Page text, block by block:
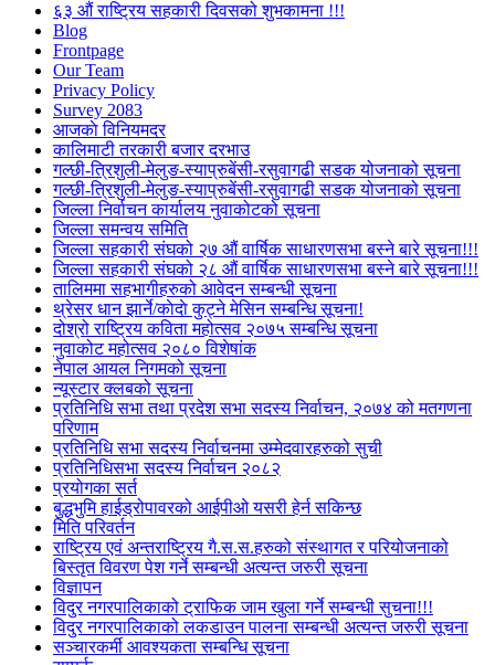
६३ औं राष्ट्रिय सहकारी दिवसको शुभकामना !!!
Blog
Frontpage
Our Team
Privacy Policy
Survey 2083
आजकाे विनियमदर
कालिमाटी तरकारी बजार दरभाउ
गल्छी-त्रिशुली-मेलुङ-स्याप्रुबेंसी-रसुवागढी सडक योजनाको सूचना
गल्छी-त्रिशुली-मेलुङ-स्याप्रुबेंसी-रसुवागढी सडक योजनाको सूचना
जिल्ला निर्वाचन कार्यालय नुवाकोटको सूचना
जिल्ला समन्वय समिति
जिल्ला सहकारी संघको २७ औं वार्षिक साधारणसभा बस्ने बारे सूचना!!!
जिल्ला सहकारी संघको २८ औं वार्षिक साधारणसभा बस्ने बारे सूचना!!!
तालिममा सहभागीहरुको आवेदन सम्बन्धी सूचना
थ्रेसर धान झार्ने/काेदाे कुट्ने मेसिन सम्बन्धि सूचना!
दोश्रो राष्ट्रिय कविता महोत्सव २०७५ सम्बन्धि सूचना
नुवाकोट महोत्सव २०८० विशेषांक
नेपाल आयल निगमको सूचना
न्यूस्टार क्लबको सूचना
प्रतिनिधि सभा तथा प्रदेश सभा सदस्य निर्वाचन, २०७४ को मतगणना
परिणाम
प्रतिनिधि सभा सदस्य निर्वाचनमा उम्मेदवारहरुको सुची
प्रतिनिधिसभा सदस्य निर्वाचन २०८२
प्रयोगका सर्त
बुद्धभुमि हाईड्रोपावरको आईपीओ यसरी हेर्न सकिन्छ
मिति परिवर्तन
राष्ट्रिय एवं अन्तराष्ट्रिय गै.स.स.हरुको संस्थागत र परियोजनाको
बिस्तृत विवरण पेश गर्ने सम्बन्धी अत्यन्त जरुरी सूचना
विज्ञापन
विदुर नगरपालिकाको ट्राफिक जाम खुला गर्ने सम्बन्धी सुचना!!!
विदुर नगरपालिकाको लकडाउन पालना सम्बन्धी अत्यन्त जरुरी सूचना
सञ्चारकर्मी आवश्यकता सम्बन्धि सूचना